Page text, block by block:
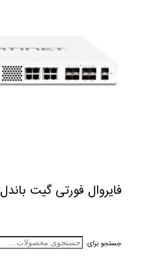
فایروال فورتی گیت باندل FG-600E-BDL
جستجو برای: